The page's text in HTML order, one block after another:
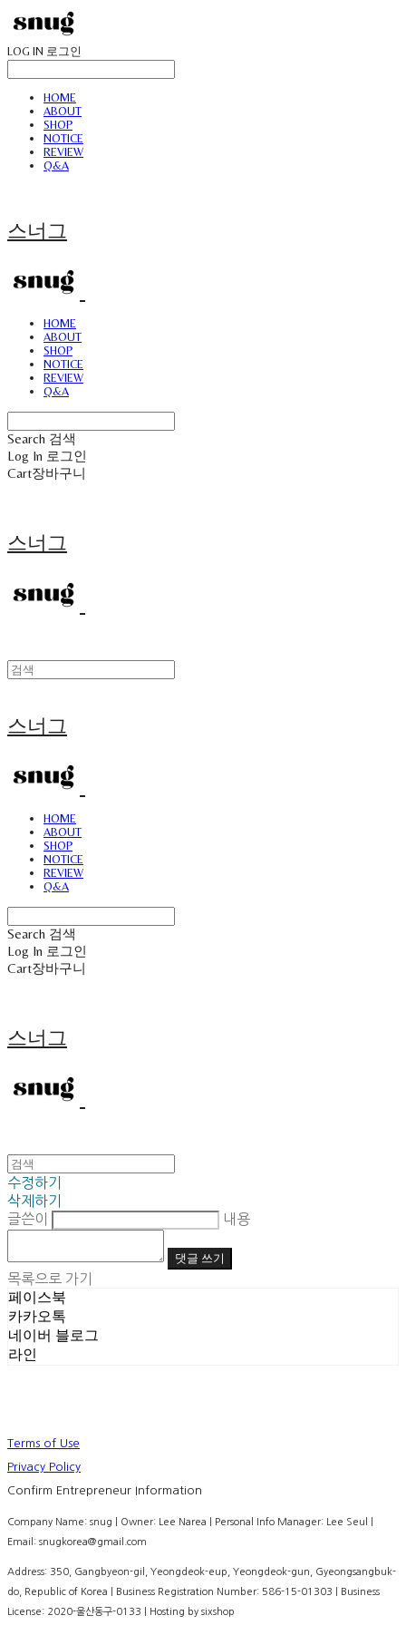
LOG IN 로그인
HOME
ABOUT
SHOP
NOTICE
REVIEW
Q&A
스너그
HOME
ABOUT
SHOP
NOTICE
REVIEW
Q&A
Search 검색
Log In 로그인
Cart장바구니
스너그
스너그
HOME
ABOUT
SHOP
NOTICE
REVIEW
Q&A
Search 검색
Log In 로그인
Cart장바구니
스너그
수정하기
삭제하기
글쓴이
내용
댓글 쓰기
목록으로 가기
페이스북
카카오톡
네이버 블로그
라인
Terms of Use
Privacy Policy
Confirm Entrepreneur Information
Company Name: snug | Owner: Lee Narea | Personal Info Manager: Lee Seul |
Email: snugkorea@gmail.com
Address: 350, Gangbyeon-gil, Yeongdeok-eup, Yeongdeok-gun, Gyeongsangbuk-
do, Republic of Korea | Business Registration Number: 586-15-01303 | Business
License: 2020-울산동구-0133 | Hosting by sixshop